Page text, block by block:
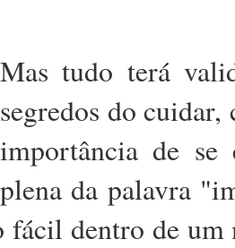
Mas tudo terá
segredos do
importância de
plena da palavra
fácil dentro de